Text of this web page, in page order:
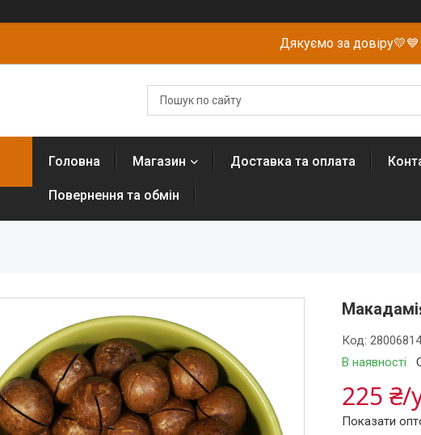
Дякуємо за довіру💛💙
Головна Магазин Доставка та оплата
Повернення та обмін
В наявності
Код: 28006814
225 ₴/
Показати